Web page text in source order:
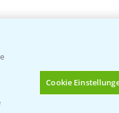
Cookie